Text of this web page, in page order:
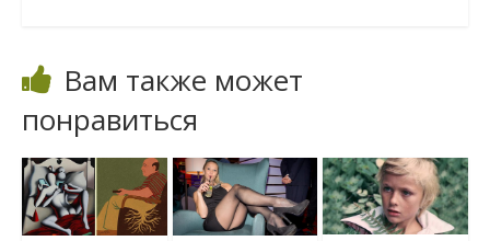
Вам также может
понравиться